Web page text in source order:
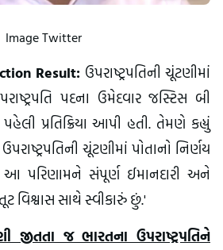
Image Twitter
Result: ઉપરાષ્ટ્રપતિની ચૂંટણીમાં
પદના ઉમેદવાર જસ્ટિસ બી
પહેલી પ્રતિક્રિયા આપી હતી. તેમણે કહ્યું
ચૂંટણીમાં પોતાનો નિર્ણય
પરિણામને સંપૂર્ણ ઈમાનદારી અને
વિશ્વાસ સાથે સ્વીકારું છું.'
જ ભારતના ઉપરાષ્ટ્રપતિને